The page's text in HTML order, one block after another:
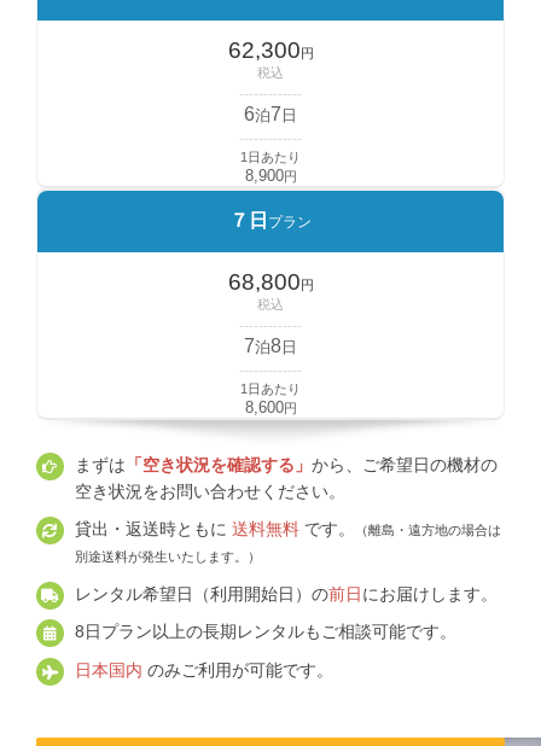
62,300円
税込
-------------
6泊7 日
-------------
1日あたり
8,900円
７日 プラン
68,800円
税込
-------------
7泊8 日
-------------
1日あたり
8,600円
まずは 「空き状況を確認する」から、ご希望日の機材の
空き状況をお問い合わせください。
貸出・返送時ともに送料無料 です。
（離島・遠方地の場合は
別途送料が発生いたします。）
レンタル希望日（利用開始日）の前日 にお届けします。
8日プラン以上の長期レンタルもご相談可能です。
日本国内 のみご利用が可能です。